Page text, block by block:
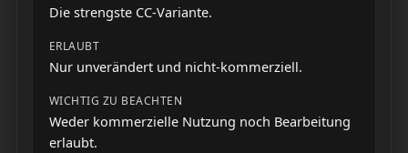
Die strengste CC-Variante.
Nur unverändert und nicht-kommerziell.
Weder kommerzielle Nutzung noch Bearbeitung
erlaubt.